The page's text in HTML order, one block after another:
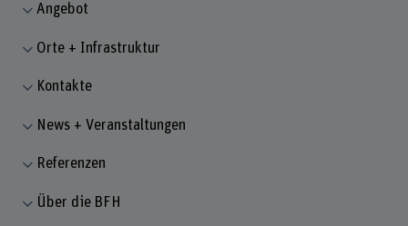
Angebot
Orte + Infrastruktur
Kontakte
News + Veranstaltungen
Referenzen
Über die BFH